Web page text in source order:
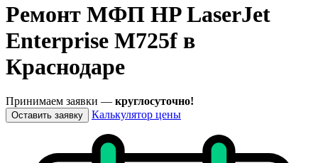
Ремонт МФП HP LaserJet
Enterprise M725f в
Краснодаре
Принимаем заявки — круглосуточно!
Оставить заявку Калькулятор цены